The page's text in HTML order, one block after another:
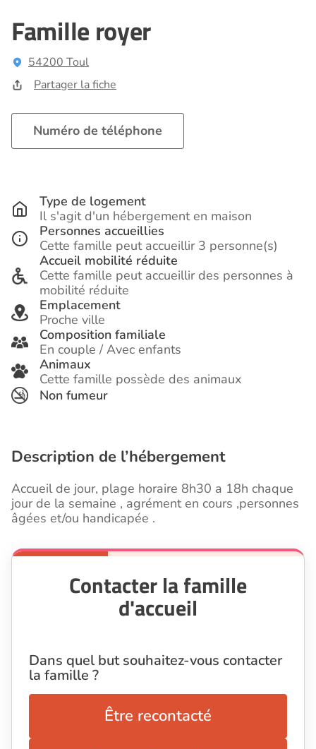
Famille royer
54200 Toul
Partager la fiche
Numéro de téléphone
Type de logement
Il s'agit d'un hébergement en maison
Personnes accueillies
Cette famille peut accueillir 3 personne(s)
Accueil mobilité réduite
Cette famille peut accueillir des personnes à
mobilité réduite
Emplacement
Proche ville
Composition familiale
En couple / Avec enfants
Animaux
Cette famille possède des animaux
Non fumeur
Description de l’hébergement
Accueil de jour, plage horaire 8h30 a 18h chaque
jour de la semaine , agrément en cours ,personnes
âgées et/ou handicapée .
Contacter la famille
d'accueil
Dans quel but souhaitez-vous contacter
la famille ?
Être recontacté